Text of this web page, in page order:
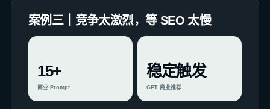
案例三｜竞争太激烈，等 SEO 太慢
15+
商业 Prompt
稳定触发
GPT 商业推荐